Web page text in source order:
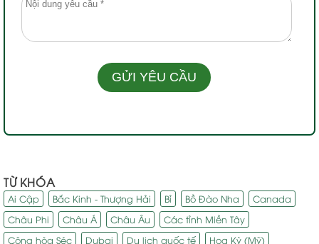
TỪ KHÓA
Ai Cập Bắc Kinh - Thượng Hải Bỉ Bồ Đào Nha
Canada
Châu Phi
Châu Á Châu Âu
Các tỉnh Miền Tây
Cộng hòa Séc
Dubai Du lịch quốc tế Hoa Kỳ (Mỹ)